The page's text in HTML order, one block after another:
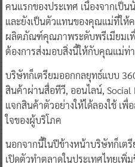
คนแรกของประเทศ เนื่องจากเป็
และยังเป็นตัวแทนของคุณแม่ที่ให้
ผลิตภัณฑ์คุณภาพระดับพรีเมียมเ
ต้องการส่งมอบสิ่งนี้ให้กับคุณแม่ท่
บริษัทก็เตรียมออกกลยุทธ์แบบ
สินค้าผ่านสื่อทีวี, ออนไลน์, Social
แจกสินค้าตัวอย่างให้ได้ลองใช้ เพื่
ใจของผู้บริโภค
นอกจากนี้ในปีข้างหน้าบริษัทก็เ
เปิดตัวทำตลาดในประเทศไทยเ